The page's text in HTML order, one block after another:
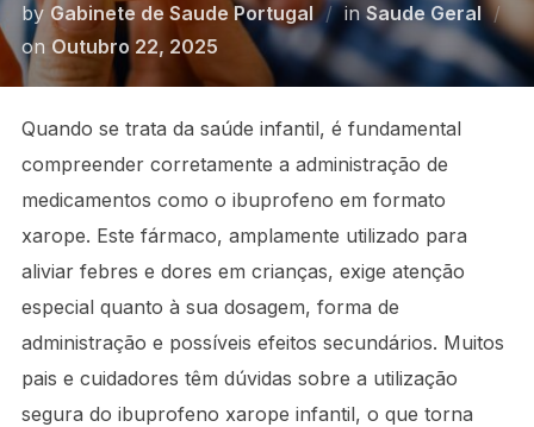
by Gabinete de Saude Portugal inSaude Geral
on Posted
on
Outubro 22, 2025
Quando se trata da saúde infantil, é fundamental
compreender corretamente a administração de
medicamentos como o ibuprofeno em formato
xarope. Este fármaco, amplamente utilizado para
aliviar febres e dores em crianças, exige atenção
especial quanto à sua dosagem, forma de
administração e possíveis efeitos secundários. Muitos
pais e cuidadores têm dúvidas sobre a utilização
segura do ibuprofeno xarope infantil, o que torna